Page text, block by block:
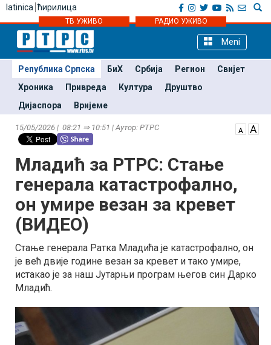
latinica ћирилица
ТВ УЖИВО РАДИО УЖИВО
Meni
Република Српска БиХ Србија Регион
Свијет
Хроника
Привреда Култура
Друштво
Дијаспора
Вријеме
15/05/2026 | 08:21 ⇒ 10:51 | Аутор: РТРС
Младић за РТРС: Стање
генерала катастрофално,
он умире везан за кревет
(ВИДЕО)
Стање генерала Ратка Младића је катастрофално, он
је већ двије године везан за кревет и тако умире,
истакао је за наш Јутарњи програм његов син Дарко
Младић.